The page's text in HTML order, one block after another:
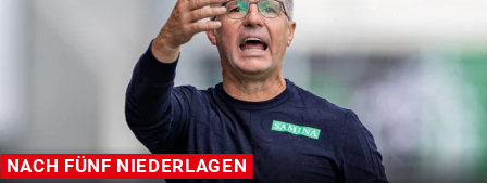
NACH FÜNF NIEDERLAGEN